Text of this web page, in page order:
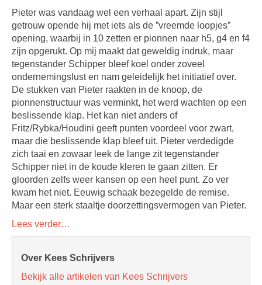
Pieter was vandaag wel een verhaal apart. Zijn stijl
getrouw opende hij met iets als de ”vreemde loopjes”
opening, waarbij in 10 zetten er pionnen naar h5, g4 en f4
zijn opgerukt. Op mij maakt dat geweldig indruk, maar
tegenstander Schipper bleef koel onder zoveel
ondernemingslust en nam geleidelijk het initiatief over.
De stukken van Pieter raakten in de knoop, de
pionnenstructuur was verminkt, het werd wachten op een
beslissende klap. Het kan niet anders of
Fritz/Rybka/Houdini geeft punten voordeel voor zwart,
maar die beslissende klap bleef uit. Pieter verdedigde
zich taai en zowaar leek de lange zit tegenstander
Schipper niet in de koude kleren te gaan zitten. Er
gloorden zelfs weer kansen op een heel punt. Zo ver
kwam het niet. Eeuwig schaak bezegelde de remise.
Maar een sterk staaltje doorzettingsvermogen van Pieter.
Lees verder…
Over Kees Schrijvers
Bekijk alle artikelen van Kees Schrijvers